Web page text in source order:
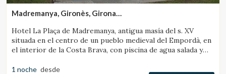
Madremanya, Gironès, Girona
Hotel La Plaça de Madremanya, antigua masía del s. XV
situada en el centro de un pueblo medieval del Empordà, en
el interior de la Costa Brava, con piscina de agua salada y
1 noche desde